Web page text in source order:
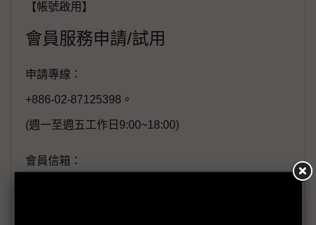
【帳號啟用】
會員服務申請/試用
申請專線：
+886-02-87125398。
(週一至週五工作日9:00~18:00)
會員信箱：